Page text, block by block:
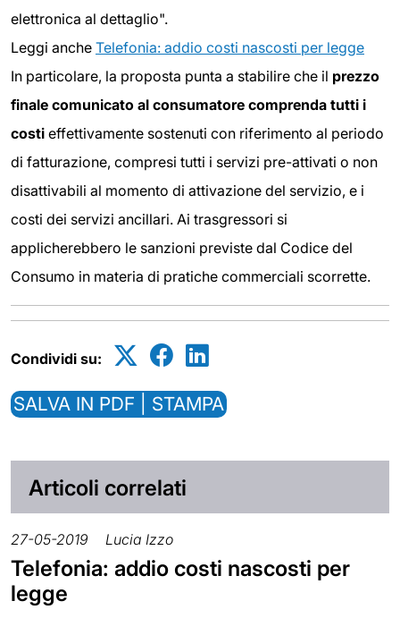
elettronica al dettaglio".
Leggi anche Telefonia: addio costi nascosti per legge
In particolare, la proposta punta a stabilire che il prezzo
finale comunicato al consumatore comprenda tutti i
costi effettivamente sostenuti con riferimento al periodo
di fatturazione, compresi tutti i servizi pre-attivati o non
disattivabili al momento di attivazione del servizio, e i
costi dei servizi ancillari. Ai trasgressori si
applicherebbero le sanzioni previste dal Codice del
Consumo in materia di pratiche commerciali scorrette.
Condividi su:
SALVA IN PDF | STAMPA
Articoli correlati
27-05-2019 Lucia Izzo
Telefonia: addio costi nascosti per
legge